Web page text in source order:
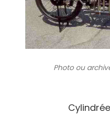
Photo ou